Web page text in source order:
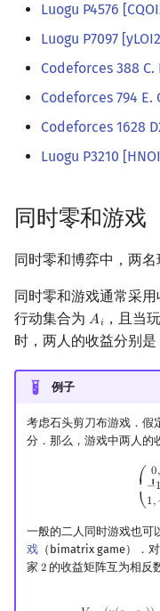
Luogu P4576
Luogu P7097
Codeforces 388
Codeforces 794 E.
Codeforces 1628
Luogu P3210
同时零和游戏
同时零和博弈中，两名
同时零和游戏通常采
行动集合为 𝐴𝑖
Ai ，且当
时，两人的收益分别是
例子
考虑石头剪刀布游戏．假
分．那么，游戏中两人的
⎛⎜
⎝
0,
−1
1,
1, 1−
一般的二人同时游戏也可
戏（bimatrix game）．
家 2
2的收益矩阵互为相反